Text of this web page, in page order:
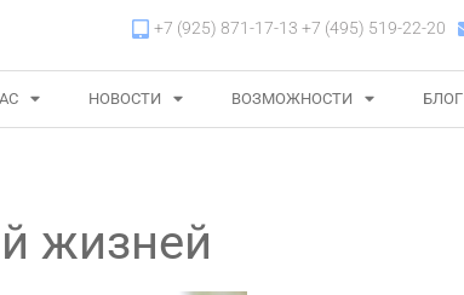
+7 (925) 871-17-13 +7 (495) 519-22-20
НОВОСТИ ВОЗМОЖНОСТИ БЛОГ
жизней